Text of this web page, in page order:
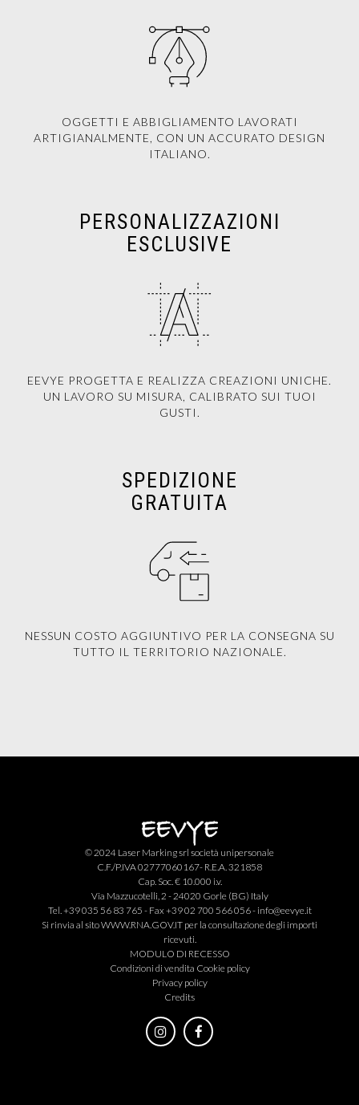
OGGETTI E ABBIGLIAMENTO LAVORATI
ARTIGIANALMENTE, CON UN ACCURATO DESIGN
ITALIANO.
PERSONALIZZAZIONI
ESCLUSIVE
EEVYE PROGETTA E REALIZZA CREAZIONI UNICHE.
UN LAVORO SU MISURA, CALIBRATO SUI TUOI
GUSTI.
SPEDIZIONE
GRATUITA
NESSUN COSTO AGGIUNTIVO PER LA CONSEGNA SU
TUTTO IL TERRITORIO NAZIONALE.
© 2024 Laser Marking srl società unipersonale
C.F./P.IVA 02777060167- R.E.A. 321858
Cap. Soc. € 10.000 i.v.
Via Mazzucotelli, 2 - 24020 Gorle (BG) Italy
Tel. +39 035 56 83 765 - Fax +39 02 700 566 056 - info@eevye.it
Si rinvia al sitoWWW.RNA.GOV.IT per la consultazione degli importi
ricevuti.
MODULO DI RECESSO
Condizioni di vendita Cookie policy
Privacy policy
Credits